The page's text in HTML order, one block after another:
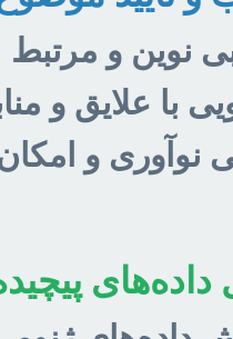
نوین و مرتبط
با علایق و
نوآوری و
داده‌های